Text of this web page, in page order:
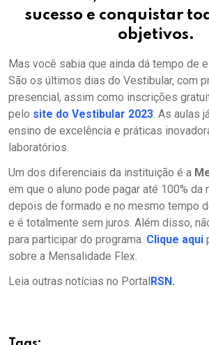
sucesso e conquistar
objetivos.
Mas você sabia que ainda dá tempo de
São os últimos dias do Vestibular, com
presencial, assim como inscrições
pelo site do Vestibular 2023. As aulas
ensino de excelência e práticas
laboratórios.
Um dos diferenciais da instituição é a
em que o aluno pode pagar até 100% da
depois de formado e no mesmo tempo
e é totalmente sem juros. Além disso,
para participar do programa. Clique aqui
sobre a Mensalidade Flex.
Leia outras notícias no PortalRSN.